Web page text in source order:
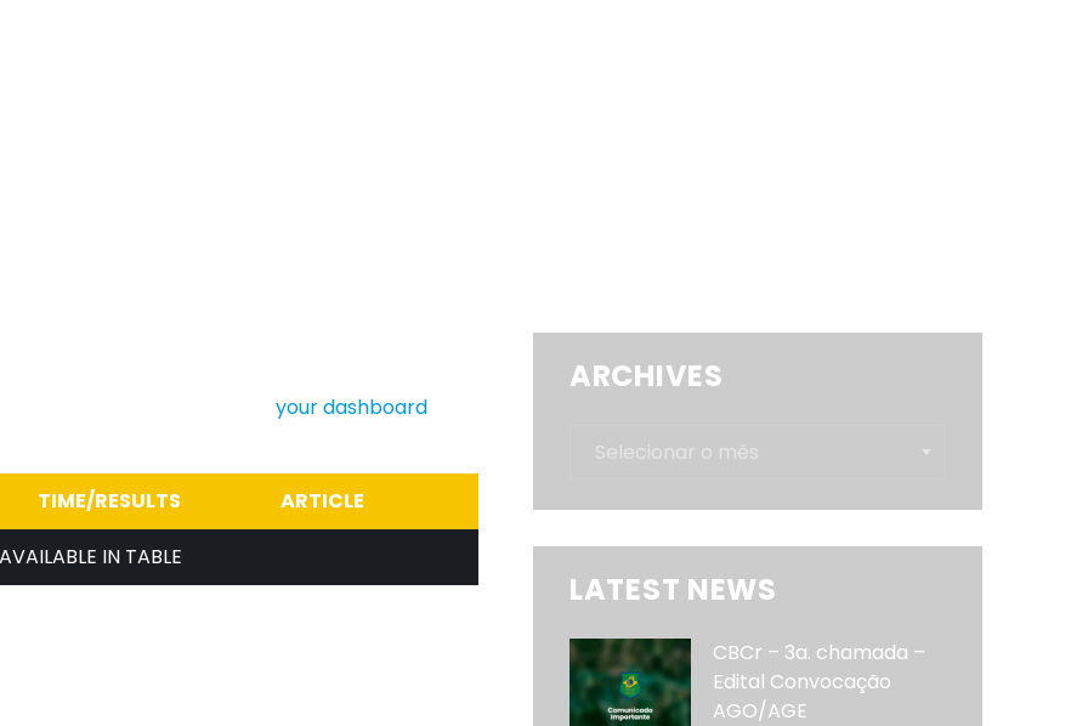
your dashboard
TIME/RESULTS
ARTICLE
IN TABLE
ARCHIVES
Selecionar o mês
LATEST NEWS
CBCr – 3a. chamada –
Edital Convocação
AGO/AGE